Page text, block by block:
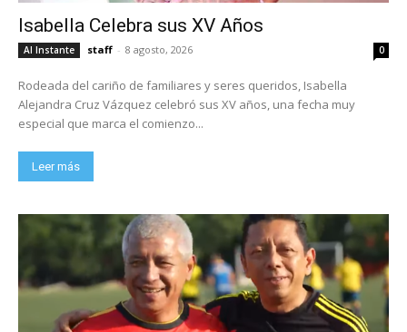
Isabella Celebra sus XV Años
Al Instante staff - 8 agosto, 2026 0
Rodeada del cariño de familiares y seres queridos, Isabella
Alejandra Cruz Vázquez celebró sus XV años, una fecha muy
especial que marca el comienzo...
Leer más